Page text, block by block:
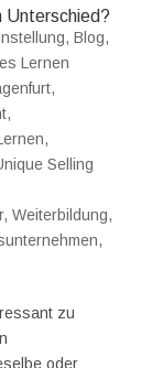
Unterschied?
, Blog,
Lernen
,
,
,
Selling
, Weiterbildung,
,
zu
oder